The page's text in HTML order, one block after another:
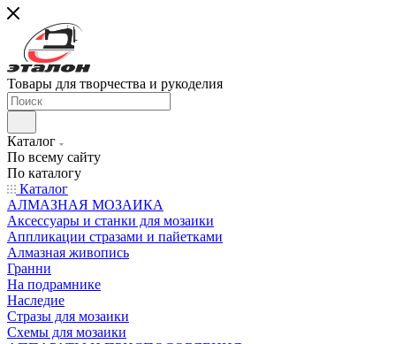
Товары для творчества и рукоделия
Каталог
По всему сайту
По каталогу
Каталог
АЛМАЗНАЯ МОЗАИКА
Аксессуары и станки для мозаики
Аппликации стразами и пайетками
Алмазная живопись
Гранни
На подрамнике
Наследие
Стразы для мозаики
Схемы для мозаики